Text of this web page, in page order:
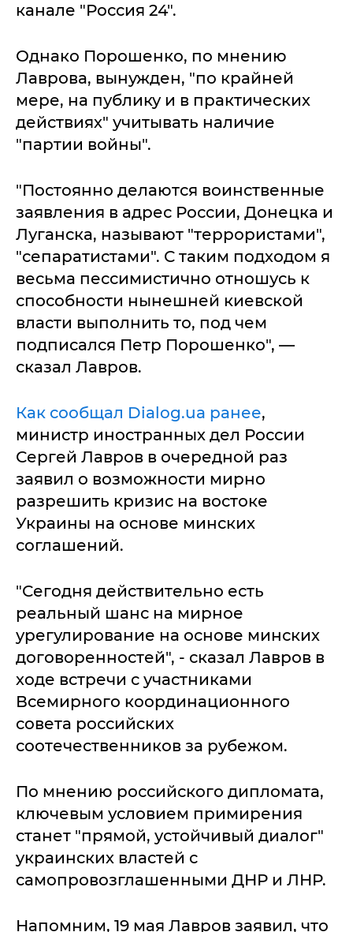
канале "Россия 24".
Однако Порошенко, по мнению
Лаврова, вынужден, "по крайней
мере, на публику и в практических
действиях" учитывать наличие
"партии войны".
"Постоянно делаются воинственные
заявления в адрес России, Донецка и
Луганска, называют "террористами",
"сепаратистами". С таким подходом я
весьма пессимистично отношусь к
способности нынешней киевской
власти выполнить то, под чем
подписался Петр Порошенко", —
сказал Лавров.
Как сообщал Dialog.ua ранее,
министр иностранных дел России
Сергей Лавров в очередной раз
заявил о возможности мирно
разрешить кризис на востоке
Украины на основе минских
соглашений.
"Сегодня действительно есть
реальный шанс на мирное
урегулирование на основе минских
договоренностей", - сказал Лавров в
ходе встречи с участниками
Всемирного координационного
совета российских
соотечественников за рубежом.
По мнению российского дипломата,
ключевым условием примирения
станет "прямой, устойчивый диалог"
украинских властей с
самопровозглашенными ДНР и ЛНР.
Напомним, 19 мая Лавров заявил, что